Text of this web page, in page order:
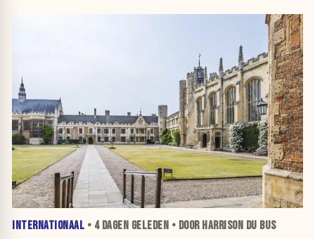
INTERNATIONAAL • 4 DAGEN GELEDEN • DOOR HARRISON DU BUS